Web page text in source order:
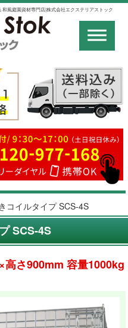
風庭園資材専門店|株式会社エクステリアストック
コイルタイプ SCS-4S
SCS-4S
さ900mm 容量1000kg